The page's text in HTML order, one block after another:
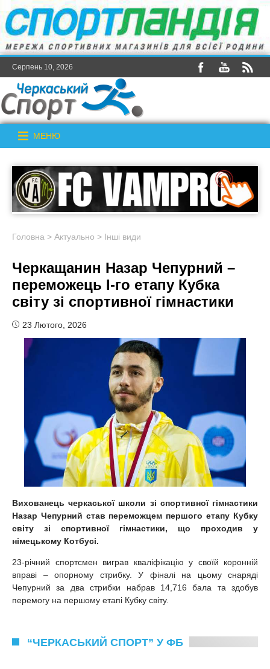
Серпень 10, 2026
МЕНЮ
Головна > Актуально > Інші види
Черкащанин Назар Чепурний –
переможець I-го етапу Кубка
світу зі спортивної гімнастики
23 Лютого, 2026
Вихованець черкаської школи зі спортивної гімнастики
Назар Чепурний став переможцем першого етапу Кубку
світу зі спортивної гімнастики, що проходив у
німецькому Котбусі.
23-річний спортсмен виграв кваліфікацію у своїй коронній
вправі – опорному стрибку. У фіналі на цьому снаряді
Чепурний за два стрибки набрав 14,716 бала та здобув
перемогу на першому етапі Кубку світу.
“ЧЕРКАСЬКИЙ СПОРТ” У ФБ